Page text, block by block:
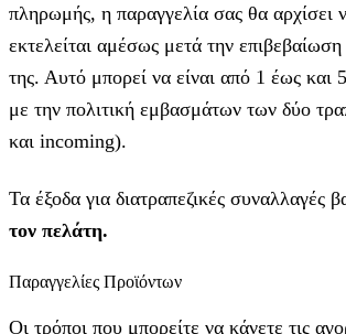
πληρωμής, η παραγγελία σας θα αρχίσει
εκτελείται αμέσως μετά την
της. Αυτό μπορεί να είναι από 1 έως και
με την πολιτική εμβασμάτων των δύο
και incoming).
Τα έξοδα για διατραπεζικές συναλλαγές
τον πελάτη.
Παραγγελίες Προϊόντων
Οι τρόποι που μπορείτε να κάνετε τις